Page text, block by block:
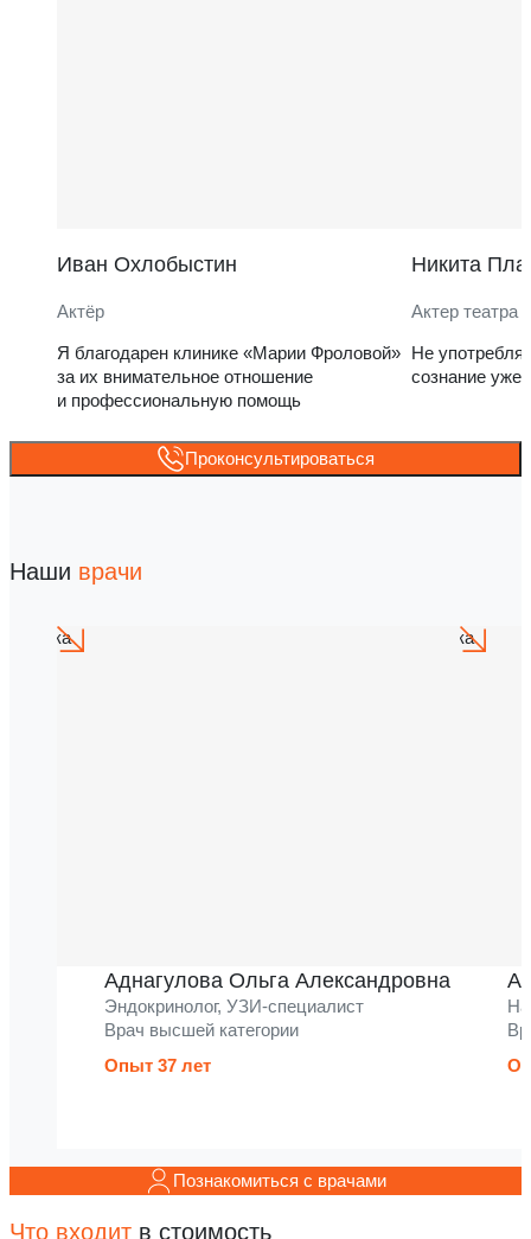
Иван Охлобыстин
Актёр
Я благодарен клинике «Марии Фроловой»
за их внимательное отношение
и профессиональную помощь
Никита
Актер театра
Не
сознание уже
Проконсультироваться
Наши врачи
Аднагулова Ольга Александровна
Эндокринолог, УЗИ-специалист
Врач высшей категории
Опыт 37 лет
Познакомиться с врачами
Что входит в стоимость